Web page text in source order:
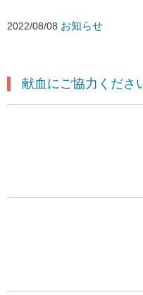
2022/08/08 お知らせ
献血にご協力くださ